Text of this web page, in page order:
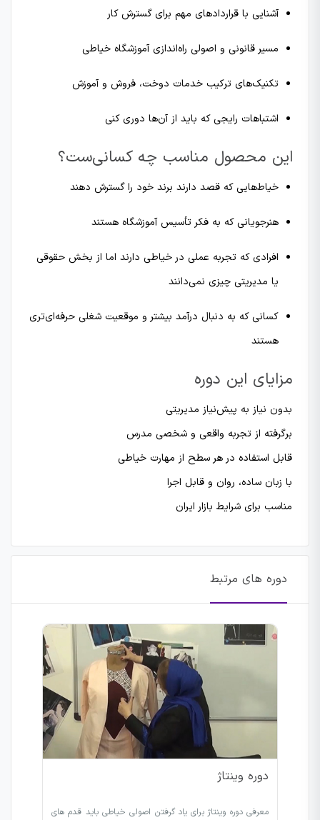
آشنایی با قراردادهای مهم برای گسترش کار
مسیر قانونی و اصولی راه‌اندازی آموزشگاه خیاطی
تکنیک‌های ترکیب خدمات دوخت، فروش و آموزش
اشتباهات رایجی که باید از آن‌ها دوری کنی
این محصول مناسب چه کسانی‌ست؟
خیاط‌هایی که قصد دارند برند خود را گسترش دهند
هنرجویانی که به فکر تأسیس آموزشگاه هستند
افرادی که تجربه عملی در خیاطی دارند اما از بخش حقوقی
یا مدیریتی چیزی نمی‌دانند
کسانی که به دنبال درآمد بیشتر و موقعیت شغلی حرفه‌ای‌تری
هستند
مزایای این دوره
بدون نیاز به پیش‌نیاز مدیریتی
برگرفته از تجربه واقعی و شخصی مدرس
قابل استفاده در هر سطح از مهارت خیاطی
با زبان ساده، روان و قابل اجرا
مناسب برای شرایط بازار ایران
دوره های مرتبط
دوره وینتاژ
معرفی دوره وینتاژ برای یاد گرفتن اصولی خیاطی باید قدم های